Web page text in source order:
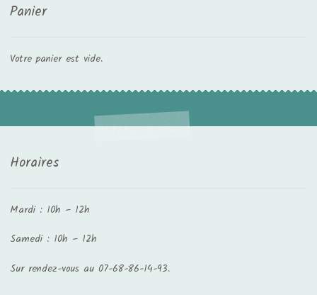
Panier
Votre panier est vide.
Horaires
Mardi : 10h – 12h
Samedi : 10h – 12h
Sur rendez-vous au 07-68-86-14-93.